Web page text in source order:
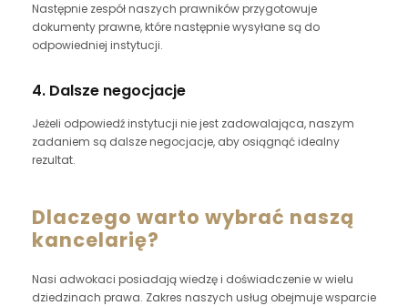
Następnie zespół naszych prawników przygotowuje
dokumenty prawne, które następnie wysyłane są do
odpowiedniej instytucji.
4. Dalsze negocjacje
Jeżeli odpowiedź instytucji nie jest zadowalająca, naszym
zadaniem są dalsze negocjacje, aby osiągnąć idealny
rezultat.
Dlaczego warto wybrać naszą
kancelarię?
Nasi adwokaci posiadają wiedzę i doświadczenie w wielu
dziedzinach prawa. Zakres naszych usług obejmuje wsparcie